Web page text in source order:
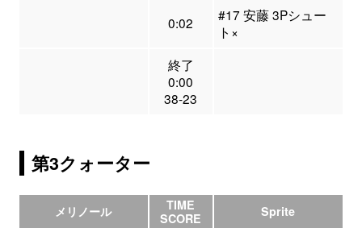
0:02
#17 安藤 3Pシュー
ト×
終了
0:00
38-23
第3クォーター
メリノール
TIME
SCORE
Sprite